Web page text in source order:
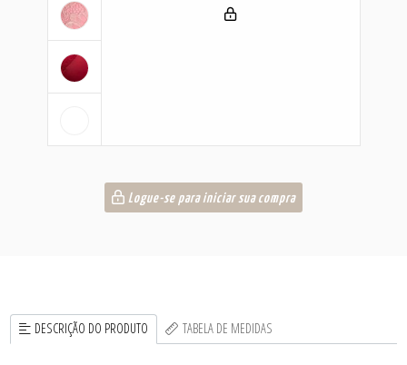
Logue-se para iniciar sua compra
DESCRIÇÃO DO PRODUTO TABELA DE MEDIDAS